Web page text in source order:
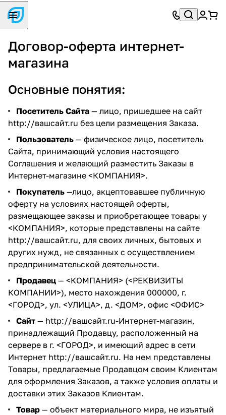
Договор-оферта интернет-
магазина
Основные понятия:
Посетитель Сайта — лицо, пришедшее на сайт
http://вашсайт.ru без цели размещения Заказа.
Пользователь — физическое лицо, посетитель
Сайта, принимающий условия настоящего
Соглашения и желающий разместить Заказы в
Интернет-магазине <КОМПАНИЯ>.
Покупатель —лицо, акцептовавшее публичную
оферту на условиях настоящей оферты,
размещающее заказы и приобретающее товары у
<КОМПАНИЯ>, которые представлены на сайте
http://вашсайт.ru, для своих личных, бытовых и
других нужд, не связанных с осуществлением
предпринимательской деятельности.
Продавец — <КОМПАНИЯ> (<РЕКВИЗИТЫ
КОМПАНИИ>), место нахождения 000000, г.
<ГОРОД>, ул. <УЛИЦА>, д. <ДОМ>, офис <ОФИС>
Сайт — http://вашсайт.ru-Интернет-магазин,
принадлежащий Продавцу, расположенный на
сервере в г. <ГОРОД>, и имеющий адрес в сети
Интернет http://вашсайт.ru. На нем представлены
Товары, предлагаемые Продавцом своим Клиентам
для оформления Заказов, а также условия оплаты и
доставки этих Заказов Клиентам.
Товар — объект материального мира, не изъятый